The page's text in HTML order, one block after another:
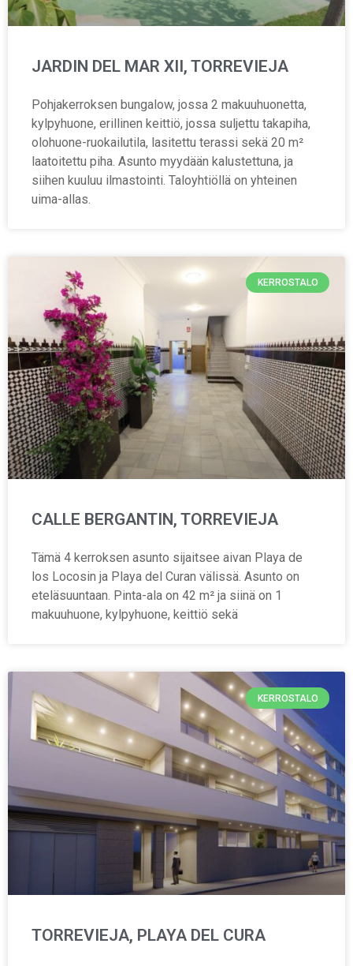
JARDIN DEL MAR XII, TORREVIEJA
Pohjakerroksen bungalow, jossa 2 makuuhuonetta,
kylpyhuone, erillinen keittiö, jossa suljettu takapiha,
olohuone-ruokailutila, lasitettu terassi sekä 20 m²
laatoitettu piha. Asunto myydään kalustettuna, ja
siihen kuuluu ilmastointi. Taloyhtiöllä on yhteinen
uima-allas.
KERROSTALO
CALLE BERGANTIN, TORREVIEJA
Tämä 4 kerroksen asunto sijaitsee aivan Playa de
los Locosin ja Playa del Curan välissä. Asunto on
eteläsuuntaan. Pinta-ala on 42 m² ja siinä on 1
makuuhuone, kylpyhuone, keittiö sekä
KERROSTALO
TORREVIEJA, PLAYA DEL CURA